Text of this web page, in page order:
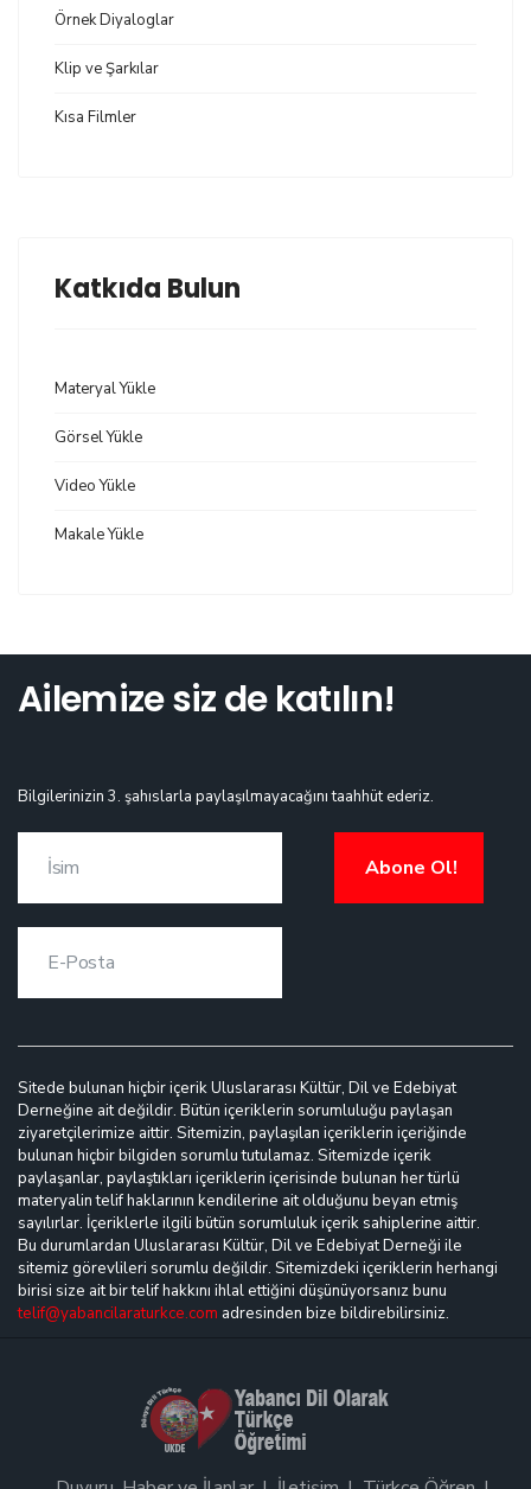
Örnek Diyaloglar
Klip ve Şarkılar
Kısa Filmler
Katkıda Bulun
Materyal Yükle
Görsel Yükle
Video Yükle
Makale Yükle
Ailemize siz de katılın!
Bilgilerinizin 3. şahıslarla paylaşılmayacağını taahhüt ederiz.
Abone Ol!
Sitede bulunan hiçbir içerik Uluslararası Kültür, Dil ve Edebiyat
Derneğine ait değildir. Bütün içeriklerin sorumluluğu paylaşan
ziyaretçilerimize aittir. Sitemizin, paylaşılan içeriklerin içeriğinde
bulunan hiçbir bilgiden sorumlu tutulamaz. Sitemizde içerik
paylaşanlar, paylaştıkları içeriklerin içerisinde bulunan her türlü
materyalin telif haklarının kendilerine ait olduğunu beyan etmiş
sayılırlar. İçeriklerle ilgili bütün sorumluluk içerik sahiplerine aittir.
Bu durumlardan Uluslararası Kültür, Dil ve Edebiyat Derneği ile
sitemiz görevlileri sorumlu değildir. Sitemizdeki içeriklerin herhangi
birisi size ait bir telif hakkını ihlal ettiğini düşünüyorsanız bunu
telif@yabancilaraturkce.com adresinden bize bildirebilirsiniz.